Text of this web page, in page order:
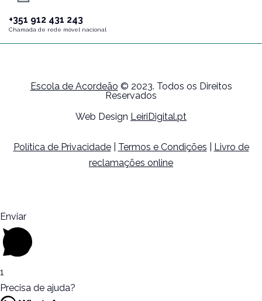
+351 912 431 243
Chamada de rede móvel nacional
Escola de Acordeão © 2023. Todos os Direitos
Reservados
Web Design LeiriDigital.pt
Política de Privacidade| Termos e Condições
Livro de
reclamações online
Enviar
1
Precisa de ajuda?